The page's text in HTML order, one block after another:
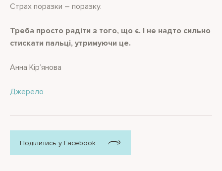
Страх поразки – поразку.
Треба просто радіти з того, що є. І не надто сильно
стискати пальці, утримуючи це.
Анна Кір’янова
Джерело
Поділитись у Facebook